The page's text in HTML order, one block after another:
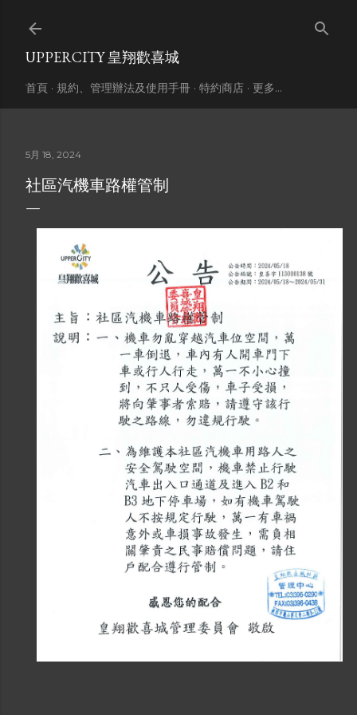
UPPERCITY 皇翔歡喜城
首頁 規約、管理辦法及使用手冊 特約商店 更多…
5月 18, 2024
社區汽機車路權管制